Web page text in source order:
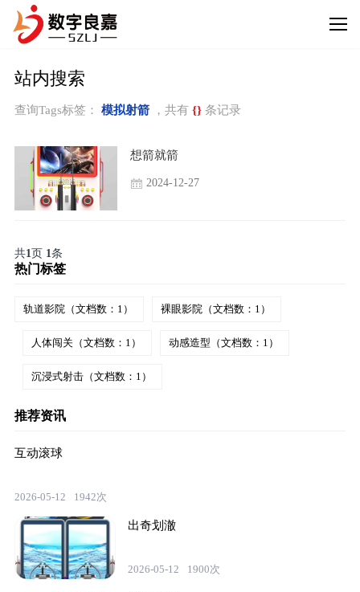
站内搜索
查询Tags标签： 模拟射箭，共有 {}条记录
想箭就箭
2024-12-27
共1页 1条
热门标签
轨道影院（文档数：1） 裸眼影院（文档数：1）
人体闯关（文档数：1） 动感造型（文档数：1）
沉浸式射击（文档数：1）
推荐资讯
互动滚球
2026-05-12 1942次
出奇划澈
2026-05-12 1900次